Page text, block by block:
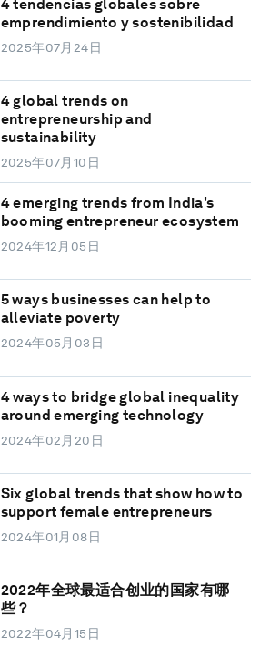
4 tendencias globales sobre
emprendimiento y sostenibilidad
2025年07月24日
4 global trends on
entrepreneurship and
sustainability
2025年07月10日
4 emerging trends from India's
booming entrepreneur ecosystem
2024年12月05日
5 ways businesses can help to
alleviate poverty
2024年05月03日
4 ways to bridge global inequality
around emerging technology
2024年02月20日
Six global trends that show how to
support female entrepreneurs
2024年01月08日
2022年全球最适合创业的国家有哪
些？
2022年04月15日